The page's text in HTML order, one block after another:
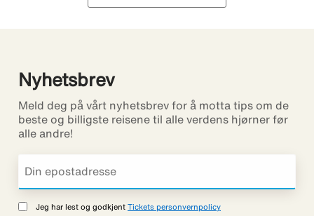
Nyhetsbrev
Meld deg på vårt nyhetsbrev for å motta tips om de
beste og billigste reisene til alle verdens hjørner før
alle andre!
Jeg har lest og godkjent Tickets personvernpolicy